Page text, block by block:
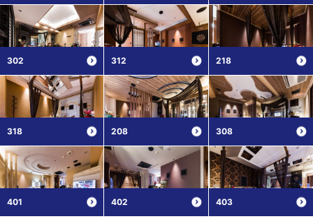
302 312 218
318 208 308
401 402 403